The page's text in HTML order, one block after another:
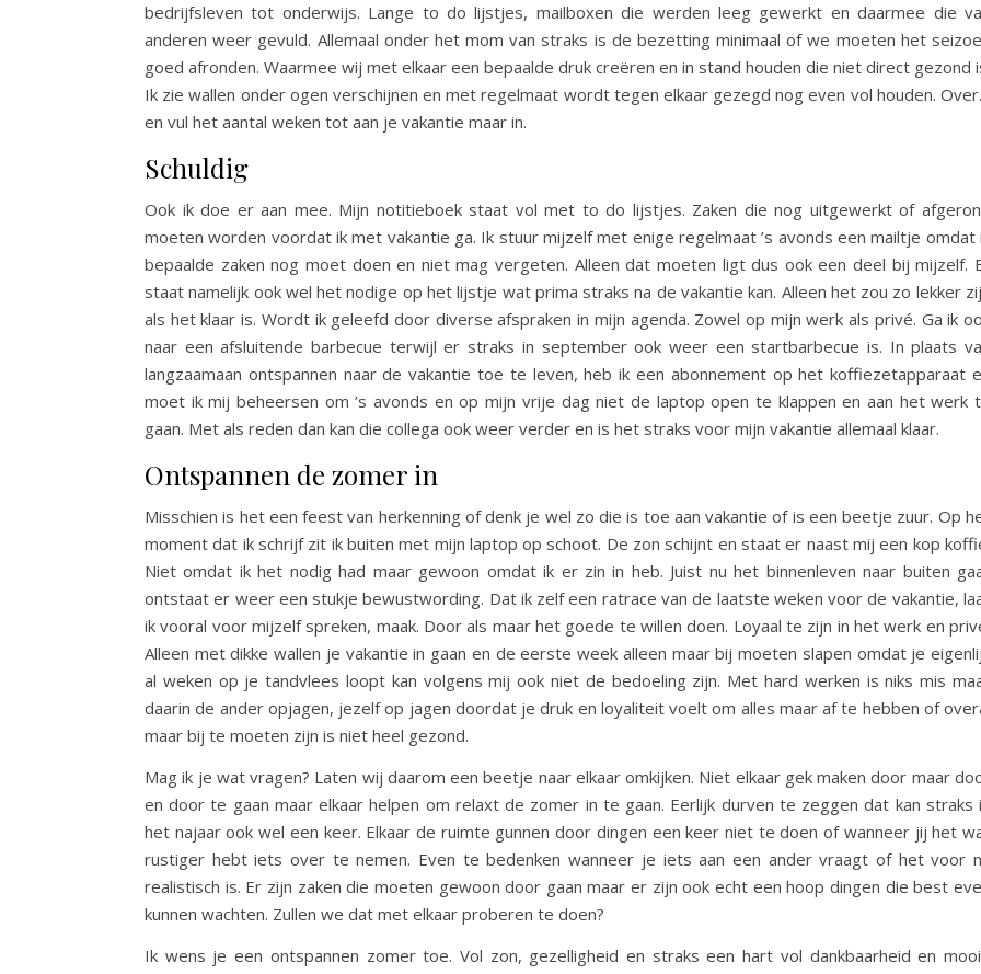
bedrijfsleven tot onderwijs. Lange to do lijstjes, mailboxen die werden leeg gewerkt en daarmee die
anderen weer gevuld. Allemaal onder het mom van straks is de bezetting minimaal of we moeten het
goed afronden. Waarmee wij met elkaar een bepaalde druk creëren en in stand houden die niet direct gezond
Ik zie wallen onder ogen verschijnen en met regelmaat wordt tegen elkaar gezegd nog even vol houden.
en vul het aantal weken tot aan je vakantie maar in.
Schuldig
Ook ik doe er aan mee. Mijn notitieboek staat vol met to do lijstjes. Zaken die nog uitgewerkt of
moeten worden voordat ik met vakantie ga. Ik stuur mijzelf met enige regelmaat ’s avonds een mailtje omdat
bepaalde zaken nog moet doen en niet mag vergeten. Alleen dat moeten ligt dus ook een deel bij mijzelf.
staat namelijk ook wel het nodige op het lijstje wat prima straks na de vakantie kan. Alleen het zou zo lekker
als het klaar is. Wordt ik geleefd door diverse afspraken in mijn agenda. Zowel op mijn werk als privé. Ga ik
naar een afsluitende barbecue terwijl er straks in september ook weer een startbarbecue is. In plaats
langzaamaan ontspannen naar de vakantie toe te leven, heb ik een abonnement op het koffiezetapparaat
moet ik mij beheersen om ’s avonds en op mijn vrije dag niet de laptop open te klappen en aan het werk
gaan. Met als reden dan kan die collega ook weer verder en is het straks voor mijn vakantie allemaal klaar.
Ontspannen de zomer in
Misschien is het een feest van herkenning of denk je wel zo die is toe aan vakantie of is een beetje zuur. Op
moment dat ik schrijf zit ik buiten met mijn laptop op schoot. De zon schijnt en staat er naast mij een kop
Niet omdat ik het nodig had maar gewoon omdat ik er zin in heb. Juist nu het binnenleven naar buiten
ontstaat er weer een stukje bewustwording. Dat ik zelf een ratrace van de laatste weken voor de vakantie,
ik vooral voor mijzelf spreken, maak. Door als maar het goede te willen doen. Loyaal te zijn in het werk en
Alleen met dikke wallen je vakantie in gaan en de eerste week alleen maar bij moeten slapen omdat je
al weken op je tandvlees loopt kan volgens mij ook niet de bedoeling zijn. Met hard werken is niks mis
daarin de ander opjagen, jezelf op jagen doordat je druk en loyaliteit voelt om alles maar af te hebben of
maar bij te moeten zijn is niet heel gezond.
Mag ik je wat vragen? Laten wij daarom een beetje naar elkaar omkijken. Niet elkaar gek maken door maar
en door te gaan maar elkaar helpen om relaxt de zomer in te gaan. Eerlijk durven te zeggen dat kan straks
het najaar ook wel een keer. Elkaar de ruimte gunnen door dingen een keer niet te doen of wanneer jij het
rustiger hebt iets over te nemen. Even te bedenken wanneer je iets aan een ander vraagt of het voor
realistisch is. Er zijn zaken die moeten gewoon door gaan maar er zijn ook echt een hoop dingen die best
kunnen wachten. Zullen we dat met elkaar proberen te doen?
Ik wens je een ontspannen zomer toe. Vol zon, gezelligheid en straks een hart vol dankbaarheid en